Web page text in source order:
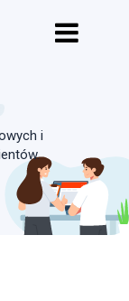
i